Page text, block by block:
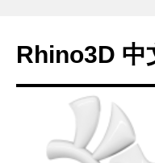
Rhino3D 中